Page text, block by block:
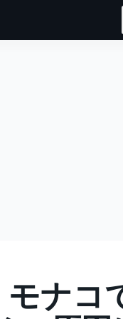
モナコ